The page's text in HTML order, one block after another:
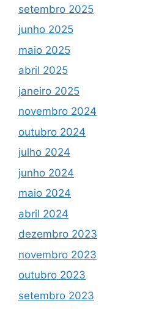
setembro 2025
junho 2025
maio 2025
abril 2025
janeiro 2025
novembro 2024
outubro 2024
julho 2024
junho 2024
maio 2024
abril 2024
dezembro 2023
novembro 2023
outubro 2023
setembro 2023